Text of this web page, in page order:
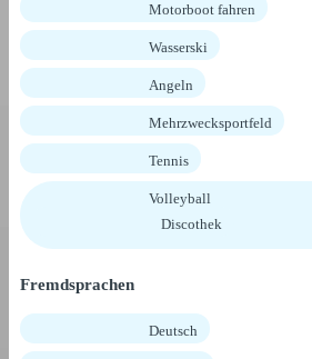
Motorboot fahren
Wasserski
Angeln
Mehrzwecksportfeld
Tennis
Volleyball
Discothek
Fremdsprachen
Deutsch